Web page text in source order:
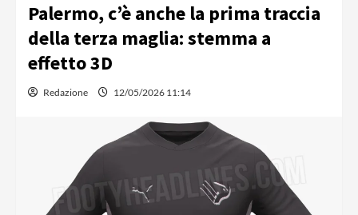
Palermo, c’è anche la prima traccia
della terza maglia: stemma a
effetto 3D
Redazione 12/05/2026 11:14